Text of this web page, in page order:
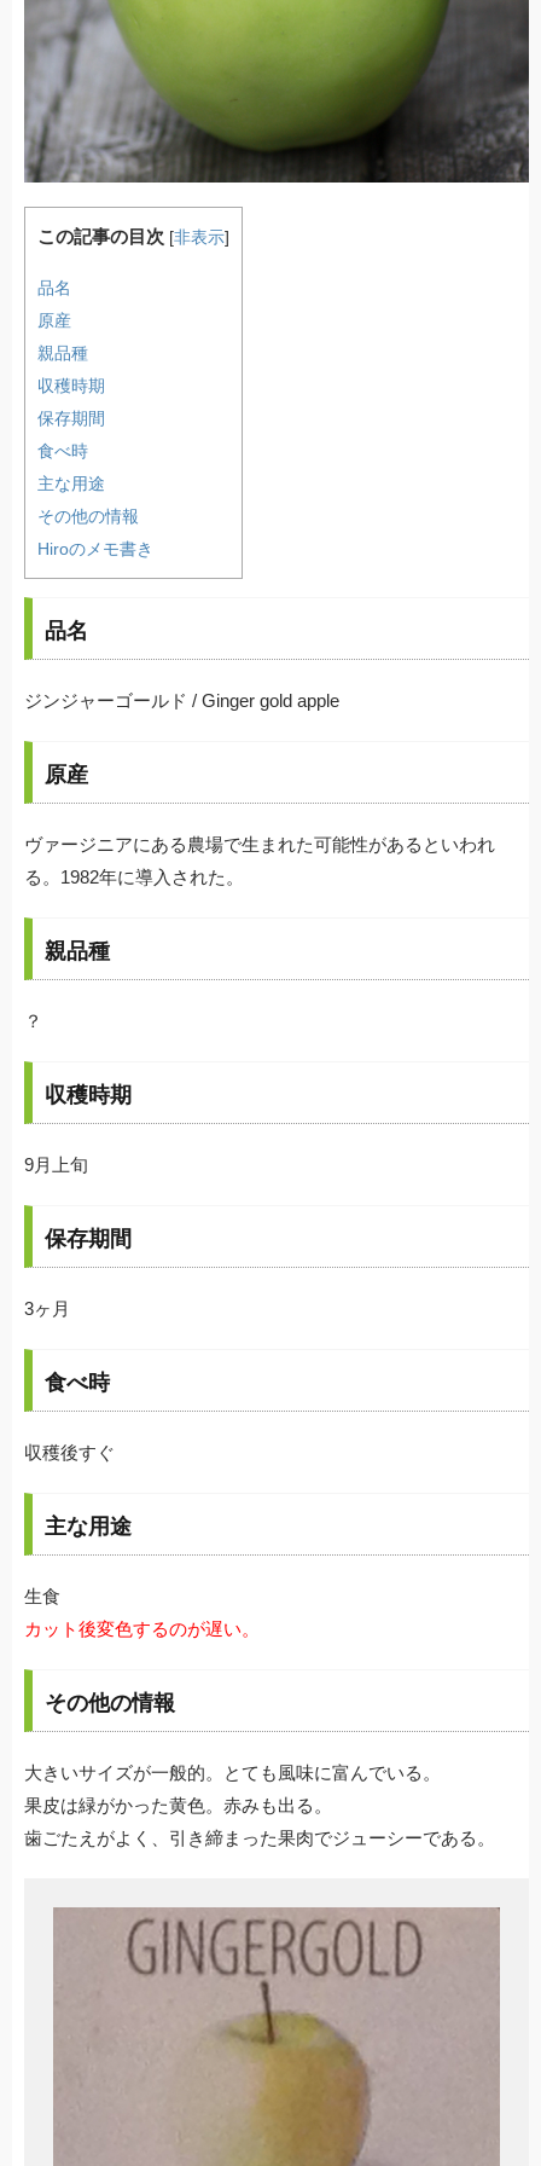
この記事の目次 [非表示]
品名
原産
親品種
収穫時期
保存期間
食べ時
主な用途
その他の情報
Hiroのメモ書き
品名
ジンジャーゴールド / Ginger gold apple
原産
ヴァージニアにある農場で生まれた可能性があるといわれ
る。1982年に導入された。
親品種
？
収穫時期
9月上旬
保存期間
3ヶ月
食べ時
収穫後すぐ
主な用途
生食
カット後変色するのが遅い。
その他の情報
大きいサイズが一般的。とても風味に富んでいる。
果皮は緑がかった黄色。赤みも出る。
歯ごたえがよく、引き締まった果肉でジューシーである。